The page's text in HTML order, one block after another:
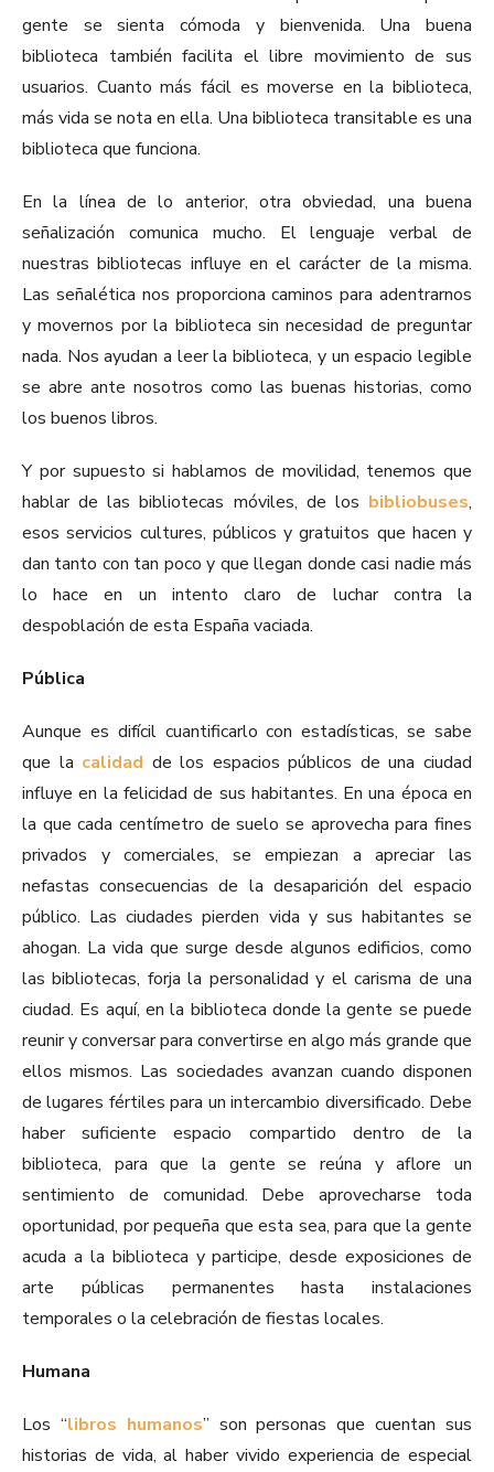
gente se sienta cómoda y bienvenida. Una buena
biblioteca también facilita el libre movimiento de sus
usuarios. Cuanto más fácil es moverse en la biblioteca,
más vida se nota en ella. Una biblioteca transitable es una
biblioteca que funciona.
En la línea de lo anterior, otra obviedad, una buena
señalización comunica mucho. El lenguaje verbal de
nuestras bibliotecas influye en el carácter de la misma.
Las señalética nos proporciona caminos para adentrarnos
y movernos por la biblioteca sin necesidad de preguntar
nada. Nos ayudan a leer la biblioteca, y un espacio legible
se abre ante nosotros como las buenas historias, como
los buenos libros.
Y por supuesto si hablamos de movilidad, tenemos que
hablar de las bibliotecas móviles, de los bibliobuses,
esos servicios cultures, públicos y gratuitos que hacen y
dan tanto con tan poco y que llegan donde casi nadie más
lo hace en un intento claro de luchar contra la
despoblación de esta España vaciada.
Pública
Aunque es difícil cuantificarlo con estadísticas, se sabe
que la calidad de los espacios públicos de una ciudad
influye en la felicidad de sus habitantes. En una época en
la que cada centímetro de suelo se aprovecha para fines
privados y comerciales, se empiezan a apreciar las
nefastas consecuencias de la desaparición del espacio
público. Las ciudades pierden vida y sus habitantes se
ahogan. La vida que surge desde algunos edificios, como
las bibliotecas, forja la personalidad y el carisma de una
ciudad. Es aquí, en la biblioteca donde la gente se puede
reunir y conversar para convertirse en algo más grande que
ellos mismos. Las sociedades avanzan cuando disponen
de lugares fértiles para un intercambio diversificado. Debe
haber suficiente espacio compartido dentro de la
biblioteca, para que la gente se reúna y aflore un
sentimiento de comunidad. Debe aprovecharse toda
oportunidad, por pequeña que esta sea, para que la gente
acuda a la biblioteca y participe, desde exposiciones de
arte públicas permanentes hasta instalaciones
temporales o la celebración de fiestas locales.
Humana
Los “libros humanos” son personas que cuentan sus
historias de vida, al haber vivido experiencia de especial